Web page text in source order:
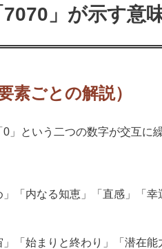
」が示す意
素ごとの解説）
0」という二つの数字が交互に
「内なる知恵」「直感」「幸
」「始まりと終わり」「潜在